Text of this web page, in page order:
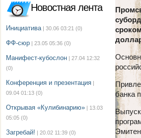
Новостная лента
Инициатива | 30.06 03:21 (0)
ФФ-сюр | 23.05 05:36 (0)
Манифест-кубослон | 27.04 12:32
(0)
Конференция и презентация |
09.04 01:13 (0)
Открывая «Кулибинарию» | 13.03
05:05 (0)
Загребай! | 20.02 11:39 (0)
банка